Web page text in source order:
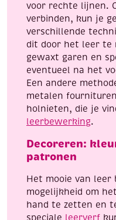
voor rechte lijnen.
verbinden, kun je
verschillende
dit door het leer te
gewaxt garen en
eventueel na het
Een andere
metalen
holnieten, die je
leerbewerking.
Decoreren:
patronen
Het mooie van leer
mogelijkheid om
hand te zetten en
speciale leerverf